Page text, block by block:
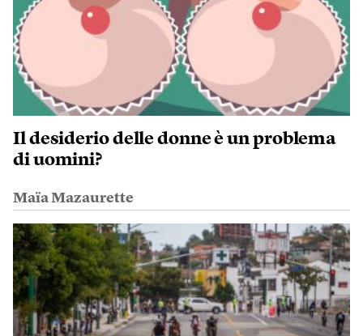
Il desiderio delle donne è un problema
di uomini?
Maïa Mazaurette